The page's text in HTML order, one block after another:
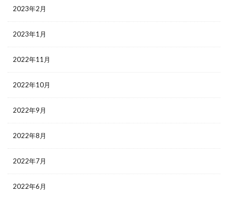
2023年2月
2023年1月
2022年11月
2022年10月
2022年9月
2022年8月
2022年7月
2022年6月